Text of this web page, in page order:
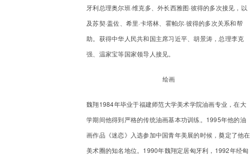
牙利总理奥尔班·维克多、外长西雅图·彼得的多次接见，以
及苏契·盖佐、希里·卡塔林、霍帕尔·彼得的多次关系和帮
助。获得中华人民共和国主席习近平、胡景涛，总理李克
强、温家宝等国家领导人接见。
绘画
魏翔1984年毕业于福建师范大学美术学院油画专业，在大
学期间他得到严格的传统油画基本功训练。1995年他的油
画作品《迷恋》入选参加中国青年美展的时候，奠定了他在
美术圈的知名地位。1990年魏翔定居匈牙利，1992年经匈